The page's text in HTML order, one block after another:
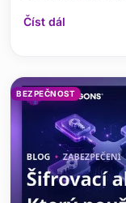
použití, výzvy a
Číst dál
BEZPEČNOST